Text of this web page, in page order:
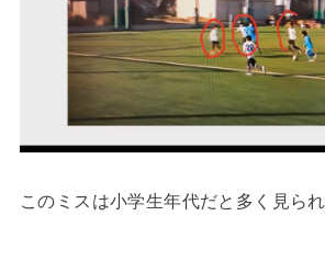
このミスは小学生年代だと多く見られ